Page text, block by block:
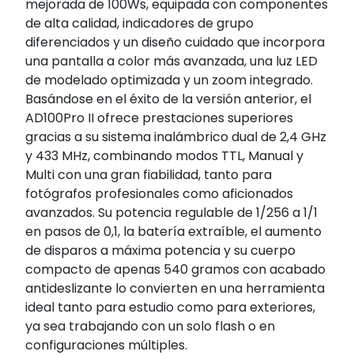
mejorada de 100Ws, equipada con componentes
de alta calidad, indicadores de grupo
diferenciados y un diseño cuidado que incorpora
una pantalla a color más avanzada, una luz LED
de modelado optimizada y un zoom integrado.
Basándose en el éxito de la versión anterior, el
AD100Pro II ofrece prestaciones superiores
gracias a su sistema inalámbrico dual de 2,4 GHz
y 433 MHz, combinando modos TTL, Manual y
Multi con una gran fiabilidad, tanto para
fotógrafos profesionales como aficionados
avanzados. Su potencia regulable de 1/256 a 1/1
en pasos de 0,1, la batería extraíble, el aumento
de disparos a máxima potencia y su cuerpo
compacto de apenas 540 gramos con acabado
antideslizante lo convierten en una herramienta
ideal tanto para estudio como para exteriores,
ya sea trabajando con un solo flash o en
configuraciones múltiples.